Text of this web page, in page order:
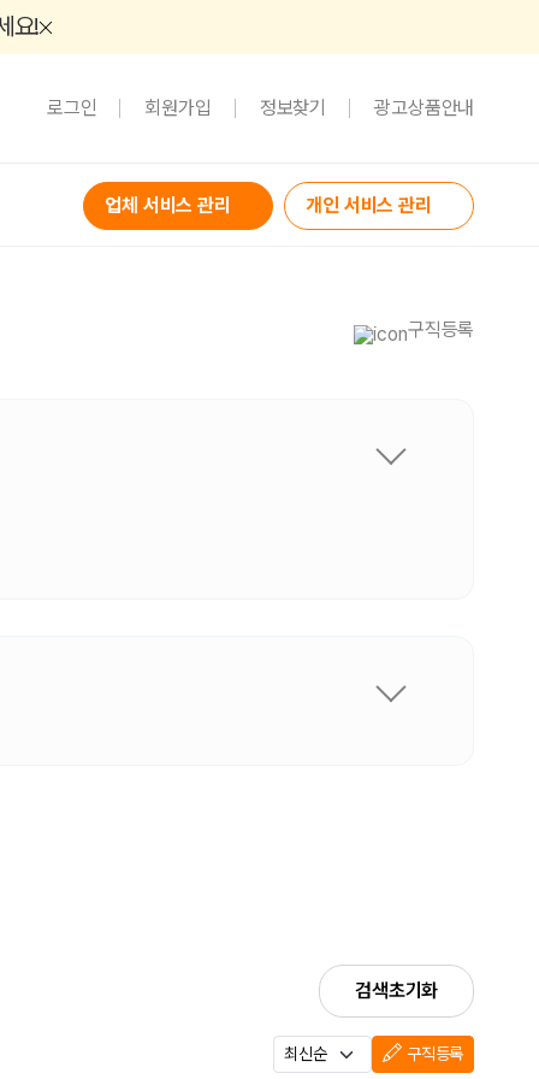
요!
로그인 회원가입 정보찾기 광고상품안내
업체 서비스 관리 개인 서비스 관리
구직등록
검색초기화
구직등록